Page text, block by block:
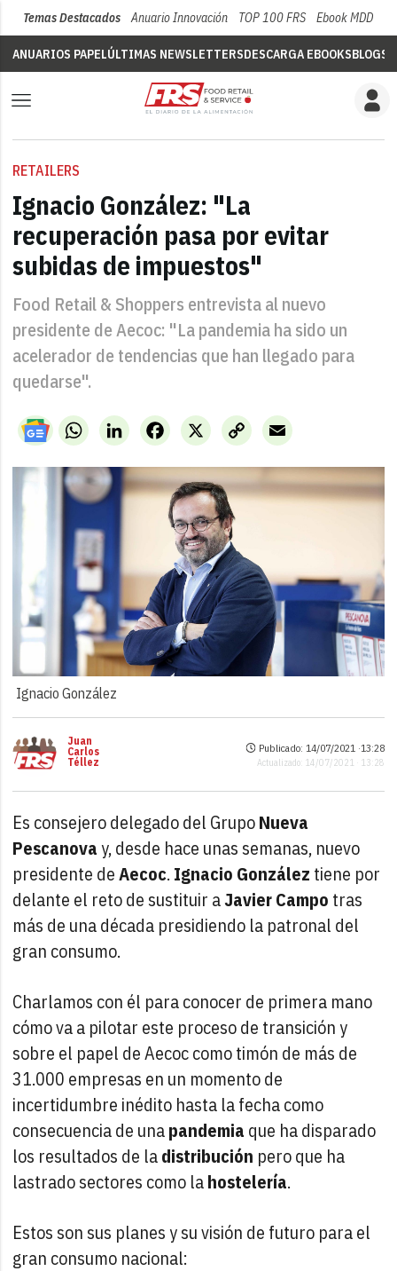
Temas Destacados Anuario Innovación TOP 100 FRS Ebook MDD
ANUARIOS PAPELÚLTIMAS NEWSLETTERSDESCARGA EBOOKSBLOGS
RETAILERS
Ignacio González: "La
recuperación pasa por evitar
subidas de impuestos"
Food Retail & Shoppers entrevista al nuevo
presidente de Aecoc: "La pandemia ha sido un
acelerador de tendencias que han llegado para
quedarse".
WhatsAppLinkedIn X
Facebook
Copy
Link
Email
Ignacio González
Juan
Carlos
Téllez
Publicado: 14/07/2021 ·13:28
Actualizado: 14/07/2021 · 13:28
Es consejero delegado del GrupoNueva
Pescanovay, desde hace unas semanas, nuevo
presidente deAecoc. Ignacio González tiene por
delante el reto de sustituir aJavier Campo tras
más de una década presidiendo la patronal del
gran consumo.
Charlamos con él para conocer de primera mano
cómo va a pilotar este proceso de transición y
sobre el papel de Aecoc como timón de más de
31.000 empresas en un momento de
incertidumbre inédito hasta la fecha como
consecuencia de unapandemia que ha disparado
los resultados de ladistribución pero que ha
lastrado sectores como lahostelería.
Estos son sus planes y su visión de futuro para el
gran consumo nacional: